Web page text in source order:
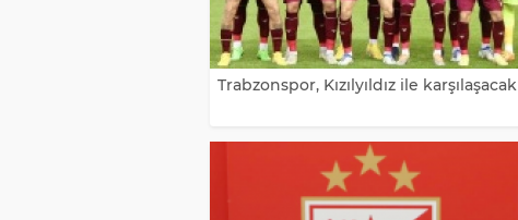
Trabzonspor, Kızılyıldız ile karşılaşacak